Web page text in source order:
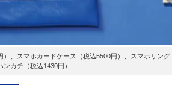
、スマホカードケース（税込5500円）、スマホリン
カチ（税込1430円）